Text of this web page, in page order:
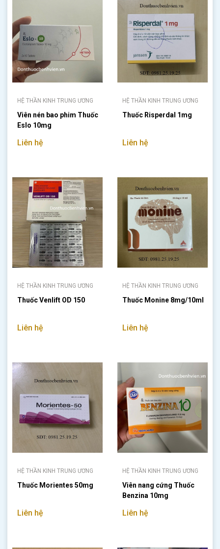
HỆ THẦN KINH TRUNG ƯƠNG
Viên nén bao phim Thuốc
Eslo 10mg
Liên hệ
HỆ THẦN KINH TRUNG ƯƠNG
Thuốc Risperdal 1mg
Liên hệ
HỆ THẦN KINH TRUNG ƯƠNG
Thuốc Venlift OD 150
Liên hệ
HỆ THẦN KINH TRUNG ƯƠNG
Thuốc Monine 8mg/10ml
Liên hệ
HỆ THẦN KINH TRUNG ƯƠNG
Thuốc Morientes 50mg
Liên hệ
HỆ THẦN KINH TRUNG ƯƠNG
Viên nang cứng Thuốc
Benzina 10mg
Liên hệ